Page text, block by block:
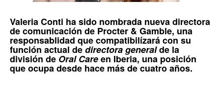
Valeria Conti ha sido nombrada nueva directora
de comunicación de Procter & Gamble, una
responsablidad que compatibilízará con su
función actual dedirectora generalde la
división de Oral Careen Iberia, una posición
que ocupa desde hace más de cuatro años.